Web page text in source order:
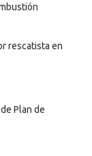
rescatista en
Plan de